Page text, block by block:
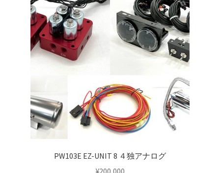
マイアカウント
支払い
PW103E EZ-UNIT 8 ４独アナログ